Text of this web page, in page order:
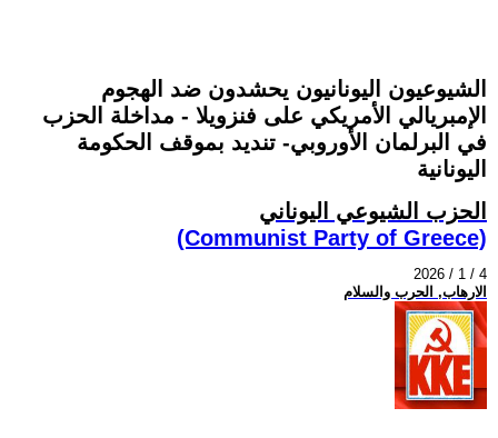
الشيوعيون اليونانيون يحشدون ضد الهجوم
الإمبريالي الأمريكي على فنزويلا - مداخلة الحزب
في البرلمان الأوروبي- تنديد بموقف الحكومة
اليونانية
الحزب الشيوعي اليوناني
(Communist Party of Greece)
2026 / 1 / 4
الارهاب, الحرب والسلام